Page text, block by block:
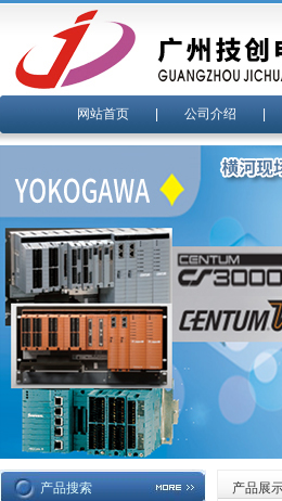
网站首页 公司介绍
产品搜索 产品展